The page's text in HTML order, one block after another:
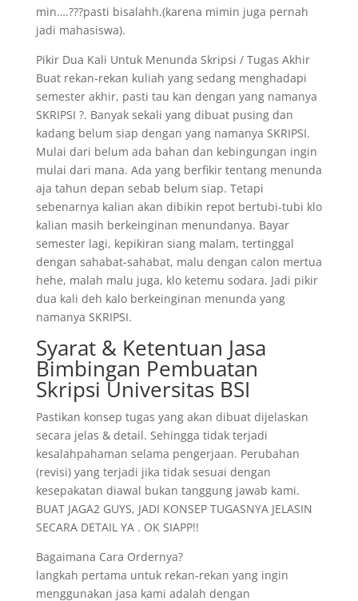
min….???pasti bisalahh.(karena mimin juga pernah
jadi mahasiswa).
Pikir Dua Kali Untuk Menunda Skripsi / Tugas Akhir
Buat rekan-rekan kuliah yang sedang menghadapi
semester akhir, pasti tau kan dengan yang namanya
SKRIPSI ?. Banyak sekali yang dibuat pusing dan
kadang belum siap dengan yang namanya SKRIPSI.
Mulai dari belum ada bahan dan kebingungan ingin
mulai dari mana. Ada yang berfikir tentang menunda
aja tahun depan sebab belum siap. Tetapi
sebenarnya kalian akan dibikin repot bertubi-tubi klo
kalian masih berkeinginan menundanya. Bayar
semester lagi, kepikiran siang malam, tertinggal
dengan sahabat-sahabat, malu dengan calon mertua
hehe, malah malu juga, klo ketemu sodara. Jadi pikir
dua kali deh kalo berkeinginan menunda yang
namanya SKRIPSI.
Syarat & Ketentuan Jasa
Bimbingan Pembuatan
Skripsi Universitas BSI
Pastikan konsep tugas yang akan dibuat dijelaskan
secara jelas & detail. Sehingga tidak terjadi
kesalahpahaman selama pengerjaan. Perubahan
(revisi) yang terjadi jika tidak sesuai dengan
kesepakatan diawal bukan tanggung jawab kami.
BUAT JAGA2 GUYS, JADI KONSEP TUGASNYA JELASIN
SECARA DETAIL YA . OK SIAPP!!
Bagaimana Cara Ordernya?
langkah pertama untuk rekan-rekan yang ingin
menggunakan jasa kami adalah dengan